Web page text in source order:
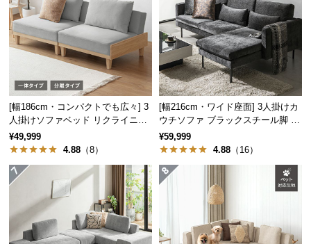
い
て
保
に
つ
い
て
会
約
に
[幅186cm・コンパクトでも広々] 3
人掛けソファベッド リクライニン
グ 天然木フレーム 北欧
¥49,999
4.88 （8）
[幅216cm・ワイド座面] 3人掛けカ
ウチソファ ブラックスチール脚 L
字 ホテルライク 高級感
¥59,999
4.88 （16）